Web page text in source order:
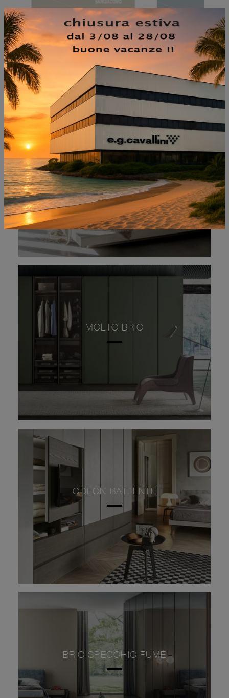
NON PERDERTI ANCHE:
CABINA ARMADIO IKO
COMP 323
MOLTO BRIO
ODEON BATTENTE
BRIO SPECCHIO FUMÉ